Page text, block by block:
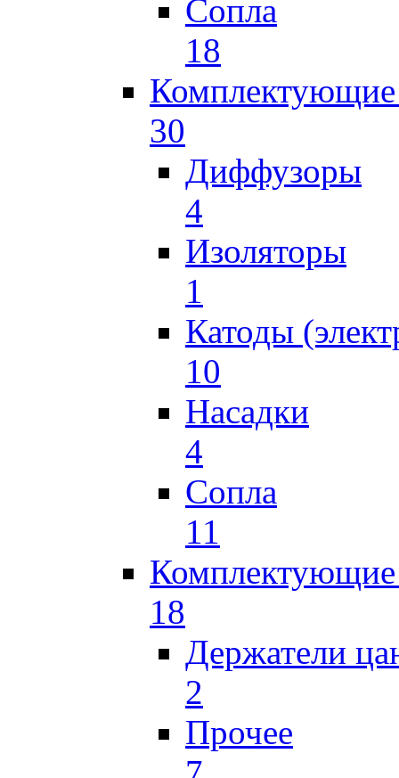
Сопла
18
Комплектующие
30
Диффузоры
4
Изоляторы
1
Катоды
10
Насадки
4
Сопла
11
18
Держатели
2
Прочее